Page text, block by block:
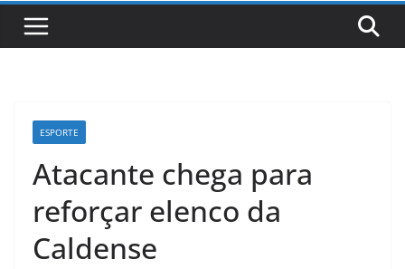
ESPORTE
Atacante chega para
reforçar elenco da
Caldense